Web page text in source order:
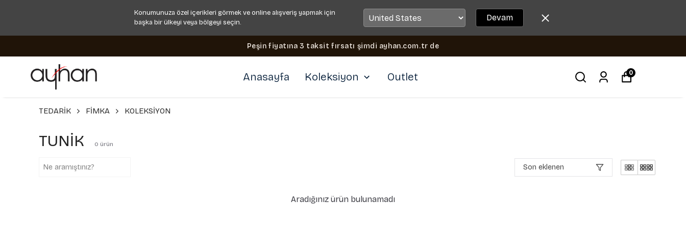
Konumunuza özel içerikleri görmek ve online alışveriş yapmak için
başka bir ülkeyi veya bölgeyi seçin.
Devam
Peşin fiyatına 3 taksit fırsatı şimdi ayhan.com.tr de
Anasayfa Koleksiyon Outlet 0
TEDARİK FİMKA KOLEKSİYON
TUNİK 0 ürün
Son eklenen
Aradığınız ürün bulunamadı